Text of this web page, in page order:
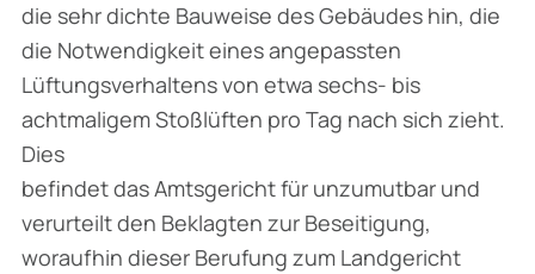
die sehr dichte Bauweise des Gebäudes hin, die
die Notwendigkeit eines angepassten
Lüftungsverhaltens von etwa sechs- bis
achtmaligem Stoßlüften pro Tag nach sich zieht.
Dies
befindet das Amtsgericht für unzumutbar und
verurteilt den Beklagten zur Beseitigung,
woraufhin dieser Berufung zum Landgericht